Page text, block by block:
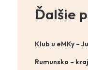
Ďalšie
Klub u eMKy –
Rumunsko –